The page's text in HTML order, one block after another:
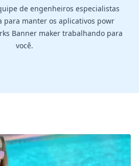
de engenheiros especialistas
para manter os aplicativos powr
Banner maker trabalhando para
você.